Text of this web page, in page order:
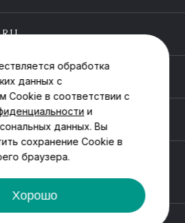
55546464612,
данных
обработка
данных с
Cookie в соответствии с
и
данных. Вы
сохранение Cookie в
браузера.
Хорошо